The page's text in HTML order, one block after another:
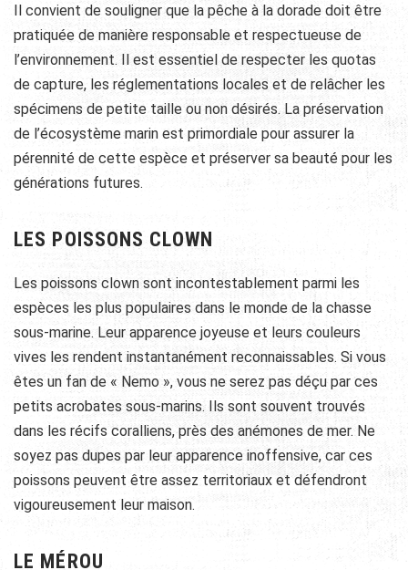
Il convient de souligner que la pêche à la dorade doit être
pratiquée de manière responsable et respectueuse de
l’environnement. Il est essentiel de respecter les quotas
de capture, les réglementations locales et de relâcher les
spécimens de petite taille ou non désirés. La préservation
de l’écosystème marin est primordiale pour assurer la
pérennité de cette espèce et préserver sa beauté pour les
générations futures.
LES POISSONS CLOWN
Les poissons clown sont incontestablement parmi les
espèces les plus populaires dans le monde de la chasse
sous-marine. Leur apparence joyeuse et leurs couleurs
vives les rendent instantanément reconnaissables. Si vous
êtes un fan de « Nemo », vous ne serez pas déçu par ces
petits acrobates sous-marins. Ils sont souvent trouvés
dans les récifs coralliens, près des anémones de mer. Ne
soyez pas dupes par leur apparence inoffensive, car ces
poissons peuvent être assez territoriaux et défendront
vigoureusement leur maison.
LE MÉROU